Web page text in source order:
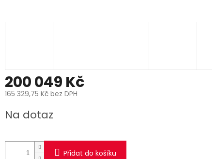
200 049 Kč
165 329,75 Kč bez DPH
cena:
Na dotaz
Přidat do košíku